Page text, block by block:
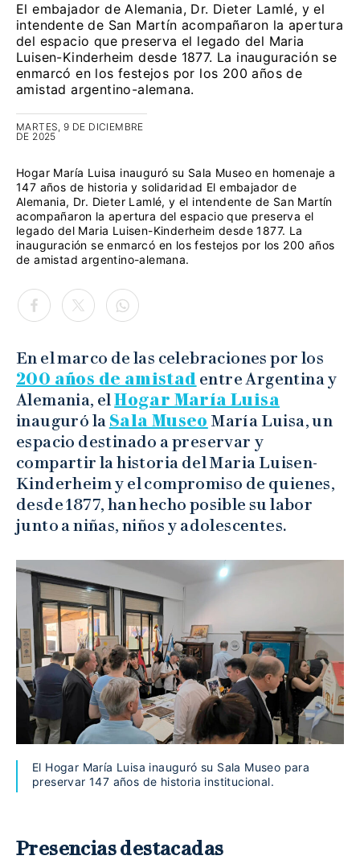
El embajador de Alemania, Dr. Dieter Lamlé, y el
intendente de San Martín acompañaron la apertura
del espacio que preserva el legado del Maria
Luisen-Kinderheim desde 1877. La inauguración se
enmarcó en los festejos por los 200 años de
amistad argentino-alemana.
MARTES, 9 DE DICIEMBRE
DE 2025
Hogar María Luisa inauguró su Sala Museo en homenaje a
147 años de historia y solidaridad El embajador de
Alemania, Dr. Dieter Lamlé, y el intendente de San Martín
acompañaron la apertura del espacio que preserva el
legado del Maria Luisen-Kinderheim desde 1877. La
inauguración se enmarcó en los festejos por los 200 años
de amistad argentino-alemana.
En el marco de las celebraciones por los
200 años de amistad entre Argentina y
Alemania, elHogar María Luisa
inauguró la Sala Museo María Luisa, un
espacio destinado a preservar y
compartir la historia del Maria Luisen-
Kinderheim y el compromiso de quienes,
desde 1877, han hecho posible su labor
junto a niñas, niños y adolescentes.
El Hogar María Luisa inauguró su Sala Museo para
preservar 147 años de historia institucional.
Presencias destacadas